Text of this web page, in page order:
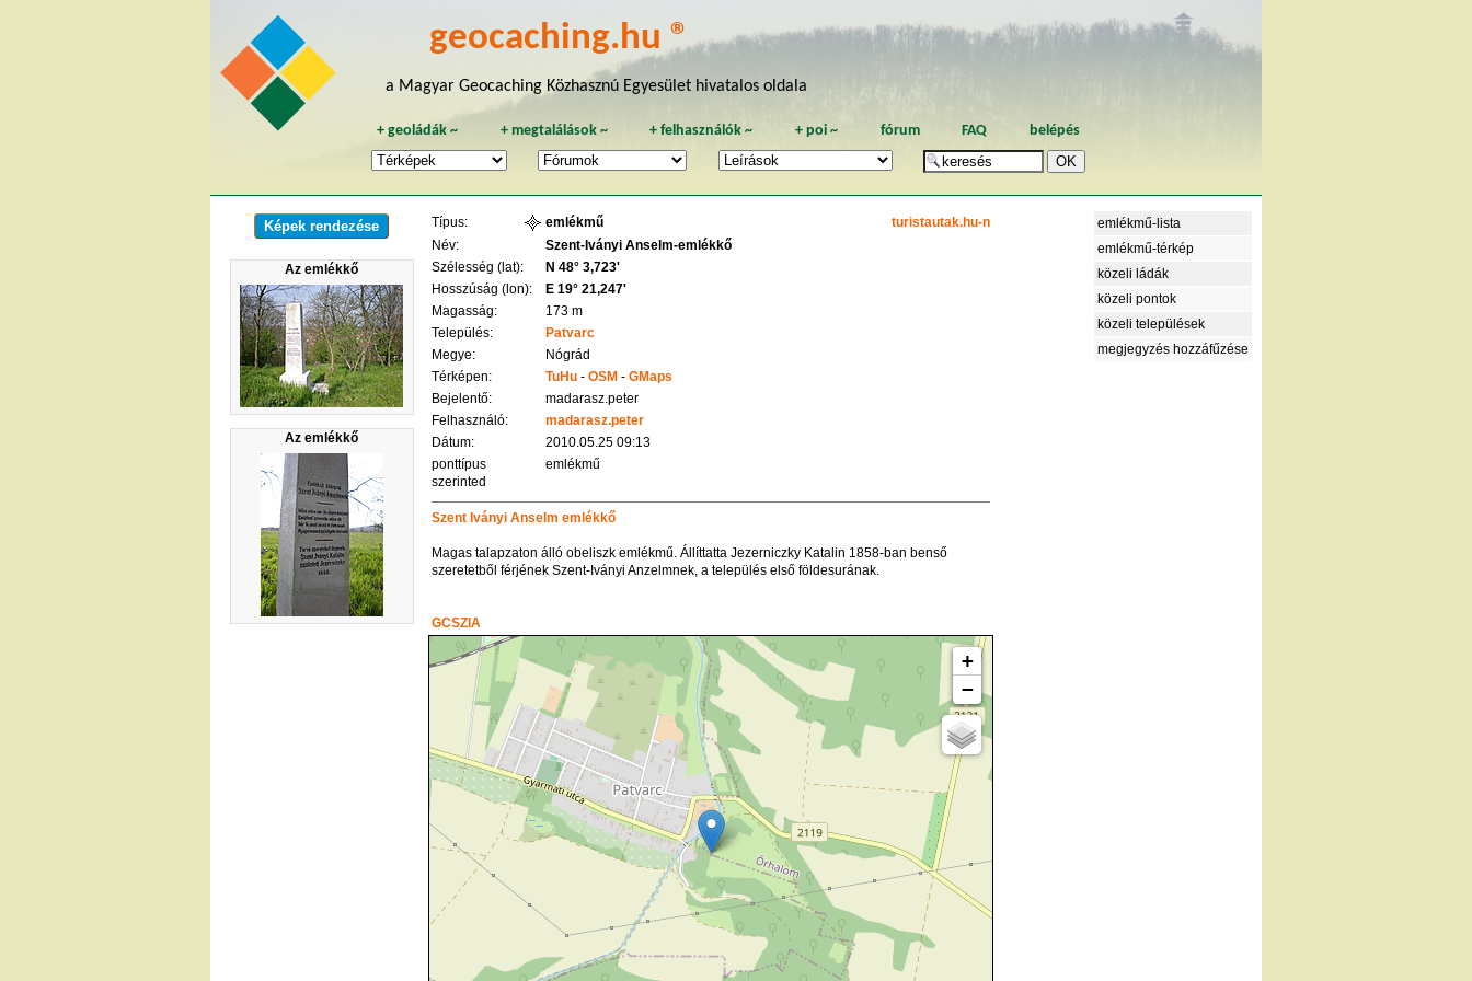
geocaching.hu ®
a Magyar Geocaching Közhasznú Egyesület hivatalos oldala
+geoládák ~ + megtalálások~ +felhasználók ~ + poi~ fórum FAQ belépés
Képek rendezése
Az emlékkő
Az emlékkő
Típus: emlékmű
turistautak.hu-n
Név:
Szent-Iványi Anselm-emlékkő
Szélesség (lat):
N 48° 3,723'
Hosszúság (lon):
E 19° 21,247'
Magasság:
173 m
Település:
Patvarc
Megye:
Nógrád
Térképen:
TuHu - OSM - GMaps
Bejelentő:
madarasz.peter
Felhasználó:
madarasz.peter
Dátum:
2010.05.25 09:13
ponttípus
szerinted
emlékmű
Szent Iványi Anselm emlékkő
Magas talapzaton álló obeliszk emlékmű. Állíttatta Jezerniczky Katalin 1858-ban benső
szeretetből férjének Szent-Iványi Anzelmnek, a település első földesurának.
GCSZIA
+
−
emlékmű-lista
emlékmű-térkép
közeli ládák
közeli pontok
közeli települések
megjegyzés hozzáfűzése